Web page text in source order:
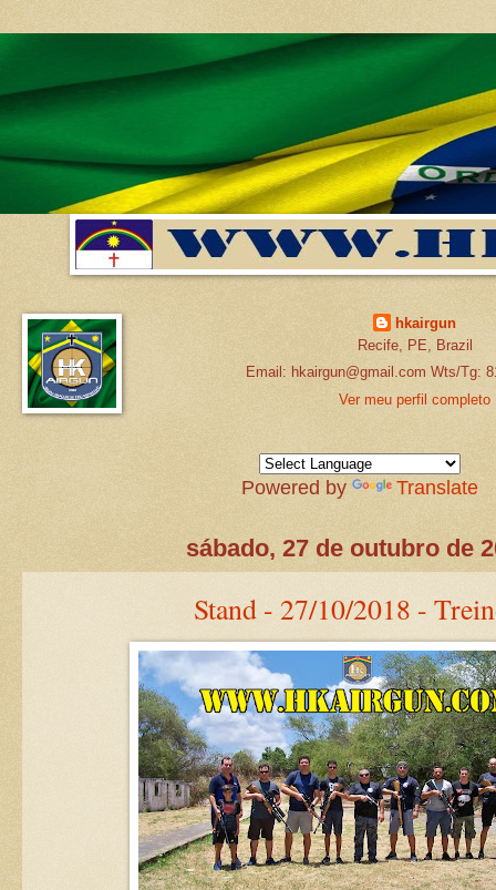
hkairgun
Recife, PE, Brazil
Email: hkairgun@gmail.com Wts/Tg:
Ver meu perfil completo
Powered by Translate
sábado, 27 de outubro de
Stand - 27/10/2018 -